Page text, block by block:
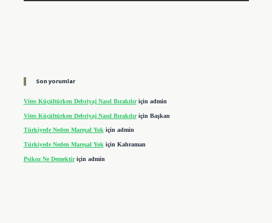
Son yorumlar
Vites Küçültürken Debriyaj Nasıl Bırakılıriçin admin
Vites Küçültürken Debriyaj Nasıl Bırakılıriçin Başkan
Türkiyede Neden Mareşal Yokiçin admin
Türkiyede Neden Mareşal Yok için Kahraman
Psikoz Ne Demektiriçin admin